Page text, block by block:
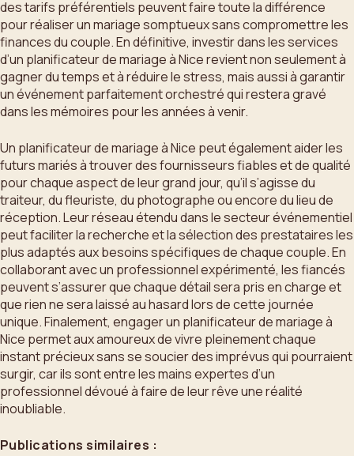
des tarifs préférentiels peuvent faire toute la différence
pour réaliser un mariage somptueux sans compromettre les
finances du couple. En définitive, investir dans les services
d’un planificateur de mariage à Nice revient non seulement à
gagner du temps et à réduire le stress, mais aussi à garantir
un événement parfaitement orchestré qui restera gravé
dans les mémoires pour les années à venir.
Un planificateur de mariage à Nice peut également aider les
futurs mariés à trouver des fournisseurs fiables et de qualité
pour chaque aspect de leur grand jour, qu’il s’agisse du
traiteur, du fleuriste, du photographe ou encore du lieu de
réception. Leur réseau étendu dans le secteur événementiel
peut faciliter la recherche et la sélection des prestataires les
plus adaptés aux besoins spécifiques de chaque couple. En
collaborant avec un professionnel expérimenté, les fiancés
peuvent s’assurer que chaque détail sera pris en charge et
que rien ne sera laissé au hasard lors de cette journée
unique. Finalement, engager un planificateur de mariage à
Nice permet aux amoureux de vivre pleinement chaque
instant précieux sans se soucier des imprévus qui pourraient
surgir, car ils sont entre les mains expertes d’un
professionnel dévoué à faire de leur rêve une réalité
inoubliable.
Publications similaires :